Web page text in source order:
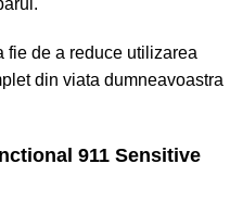
fie de a reduce utilizarea
din viata dumneavoastra
911 Sensitive